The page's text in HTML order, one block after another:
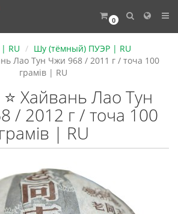
0
RU
Шу (тёмный) ПУЭР | RU
Лао Тун Чжи 968 / 2011 г / точа 100
грамів | RU
Хайвань Лао Тун
/ 2012 г / точа 100
грамів | RU